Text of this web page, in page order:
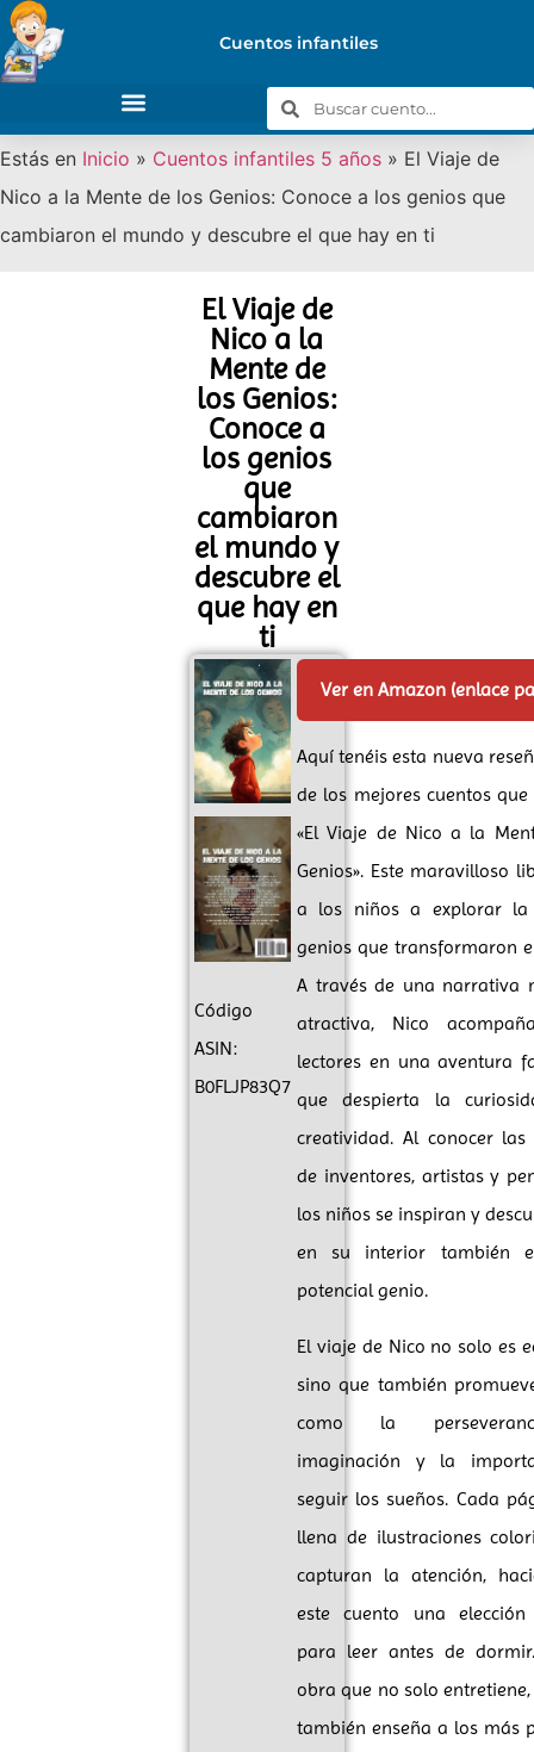
Cuentos infantiles
Estás en Inicio » Cuentos infantiles 5 años » El Viaje de
Nico a la Mente de los Genios: Conoce a los genios que
cambiaron el mundo y descubre el que hay en ti
El Viaje de
Nico a la
Mente de
los Genios:
Conoce a
los genios
que
cambiaron
el mundo y
descubre el
que hay en
ti
Código
ASIN:
B0FLJP83Q7
Ver en Amazon (enlace
Aquí tenéis esta nueva
de los mejores cuentos
«El Viaje de Nico a la
Genios». Este maravilloso
a los niños a explorar
genios que transformaron
A través de una narrativa
atractiva, Nico
lectores en una aventura
que despierta la
creatividad. Al conocer las
de inventores, artistas y
los niños se inspiran y
en su interior también
potencial genio.
El viaje de Nico no solo es
sino que también
como la
imaginación y la
seguir los sueños. Cada
llena de ilustraciones
capturan la atención,
este cuento una elección
para leer antes de
obra que no solo
también enseña a los más